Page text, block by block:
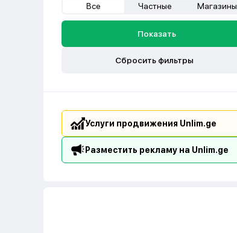
Все Частные Магазины
Показать
Сбросить фильтры
Услуги продвижения Unlim.ge
Разместить рекламу на Unlim.ge